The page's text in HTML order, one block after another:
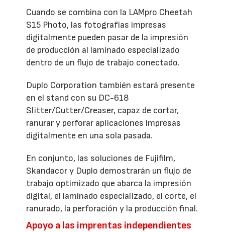
Cuando se combina con la LAMpro Cheetah
S15 Photo, las fotografías impresas
digitalmente pueden pasar de la impresión
de producción al laminado especializado
dentro de un flujo de trabajo conectado.
Duplo Corporation también estará presente
en el stand con su DC-618
Slitter/Cutter/Creaser, capaz de cortar,
ranurar y perforar aplicaciones impresas
digitalmente en una sola pasada.
En conjunto, las soluciones de Fujifilm,
Skandacor y Duplo demostrarán un flujo de
trabajo optimizado que abarca la impresión
digital, el laminado especializado, el corte, el
ranurado, la perforación y la producción final.
Apoyo a las imprentas independientes